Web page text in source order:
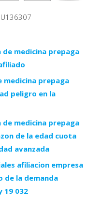
medicina prepaga
medicina prepaga
peligro en la
medicina prepaga
de la edad cuota
avanzada
afiliacion empresa
de la demanda
19 032